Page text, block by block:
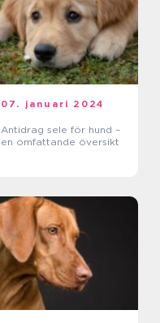
07. januari 2024
Antidrag sele för hund –
en omfattande översikt